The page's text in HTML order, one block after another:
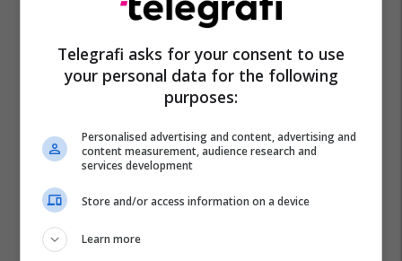
Telegrafi asks for your consent to use
your personal data for the following
purposes:
Personalised advertising and content, advertising and
content measurement, audience research and
services development
Store and/or access information on a device
Learn more